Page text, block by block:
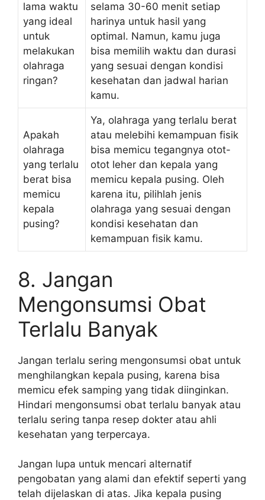
lama waktu
yang ideal
untuk
melakukan
olahraga
ringan?
selama 30-60 menit setiap
harinya untuk hasil yang
optimal. Namun, kamu juga
bisa memilih waktu dan durasi
yang sesuai dengan kondisi
kesehatan dan jadwal harian
kamu.
Apakah
olahraga
yang terlalu
berat bisa
memicu
kepala
pusing?
Ya, olahraga yang terlalu berat
atau melebihi kemampuan fisik
bisa memicu tegangnya otot-
otot leher dan kepala yang
memicu kepala pusing. Oleh
karena itu, pilihlah jenis
olahraga yang sesuai dengan
kondisi kesehatan dan
kemampuan fisik kamu.
8. Jangan
Mengonsumsi Obat
Terlalu Banyak
Jangan terlalu sering mengonsumsi obat untuk
menghilangkan kepala pusing, karena bisa
memicu efek samping yang tidak diinginkan.
Hindari mengonsumsi obat terlalu banyak atau
terlalu sering tanpa resep dokter atau ahli
kesehatan yang terpercaya.
Jangan lupa untuk mencari alternatif
pengobatan yang alami dan efektif seperti yang
telah dijelaskan di atas. Jika kepala pusing